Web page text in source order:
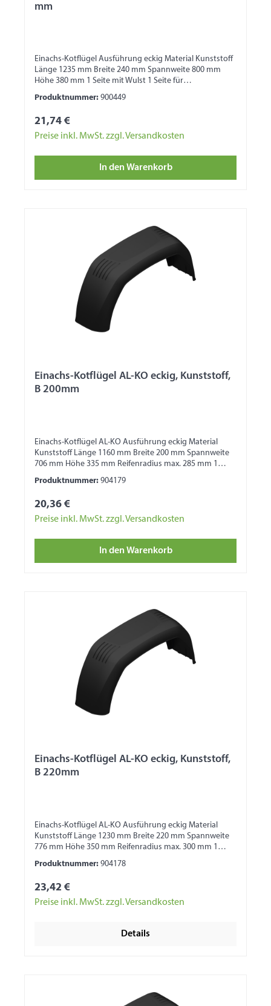
mm
Einachs-Kotflügel Ausführung eckig Material Kunststoff
Länge 1235 mm Breite 240 mm Spannweite 800 mm
Höhe 380 mm 1 Seite mit Wulst 1 Seite für
Bordwandbefestigung
Produktnummer: 900449
21,74 €
Preise inkl. MwSt. zzgl. Versandkosten
In den Warenkorb
Einachs-Kotflügel AL-KO eckig, Kunststoff,
B 200mm
Einachs-Kotflügel AL-KO Ausführung eckig Material
Kunststoff Länge 1160 mm Breite 200 mm Spannweite
706 mm Höhe 335 mm Reifenradius max. 285 mm 1
Seite mit Wulst 1 Seite für Bordwandbefestigung
Produktnummer: 904179
20,36 €
Preise inkl. MwSt. zzgl. Versandkosten
In den Warenkorb
Einachs-Kotflügel AL-KO eckig, Kunststoff,
B 220mm
Einachs-Kotflügel AL-KO Ausführung eckig Material
Kunststoff Länge 1230 mm Breite 220 mm Spannweite
776 mm Höhe 350 mm Reifenradius max. 300 mm 1
Seite mit Wulst 1 Seite für Bordwandbefestigung
Produktnummer: 904178
23,42 €
Preise inkl. MwSt. zzgl. Versandkosten
Details